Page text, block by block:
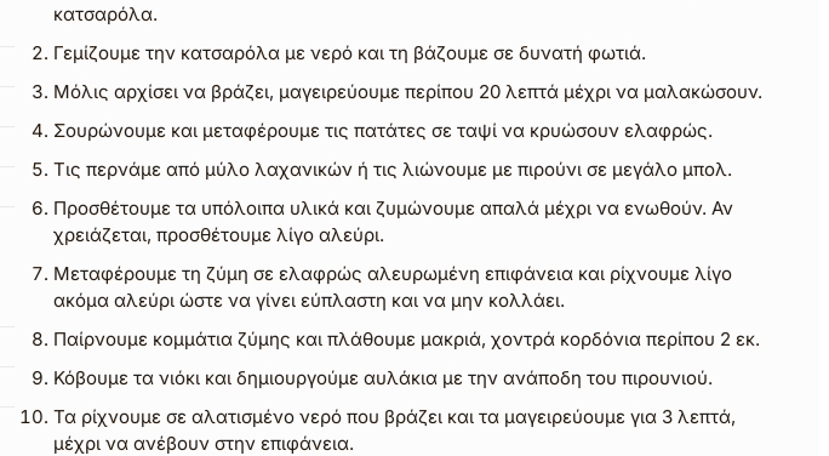
κατσαρόλα.
Γεμίζουμε την κατσαρόλα με νερό και τη βάζουμε σε δυνατή φωτιά.
Μόλις αρχίσει να βράζει, μαγειρεύουμε περίπου 20 λεπτά μέχρι να μαλακώσουν.
Σουρώνουμε και μεταφέρουμε τις πατάτες σε ταψί να κρυώσουν ελαφρώς.
Τις περνάμε από μύλο λαχανικών ή τις λιώνουμε με πιρούνι σε μεγάλο μπολ.
Προσθέτουμε τα υπόλοιπα υλικά και ζυμώνουμε απαλά μέχρι να ενωθούν. Αν
χρειάζεται, προσθέτουμε λίγο αλεύρι.
Μεταφέρουμε τη ζύμη σε ελαφρώς αλευρωμένη επιφάνεια και ρίχνουμε λίγο
ακόμα αλεύρι ώστε να γίνει εύπλαστη και να μην κολλάει.
Παίρνουμε κομμάτια ζύμης και πλάθουμε μακριά, χοντρά κορδόνια περίπου 2 εκ.
Κόβουμε τα νιόκι και δημιουργούμε αυλάκια με την ανάποδη του πιρουνιού.
Τα ρίχνουμε σε αλατισμένο νερό που βράζει και τα μαγειρεύουμε για 3 λεπτά,
μέχρι να ανέβουν στην επιφάνεια.